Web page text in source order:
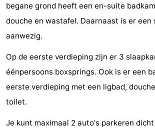
doen
-
Musea
-
Monumenten
-
Molens
Uitkijkpunten
Attracties
-
begane grond heeft een en-suite
douche en wastafel. Daarnaast is er
aanwezig.
Op de eerste verdieping zijn er 3
éénpersoons boxsprings. Ook is er een
eerste verdieping met een ligbad,
toilet.
Je kunt maximaal 2 auto's parkeren